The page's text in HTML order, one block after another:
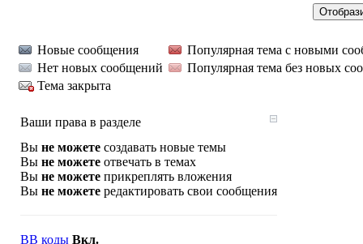
Новые сообщения
Популярная тема с новыми
Нет новых сообщений
Популярная тема без новых
Тема закрыта
Ваши права в разделе
Вы не можете создавать новые темы
Вы не можете отвечать в темах
Вы не можете прикреплять вложения
Вы не можете редактировать свои сообщения
BB коды Вкл.